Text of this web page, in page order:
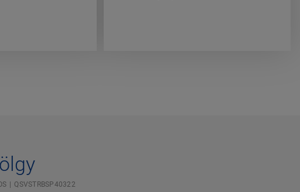
QSVSTRBSP40322